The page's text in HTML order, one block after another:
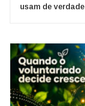
usam de verdade